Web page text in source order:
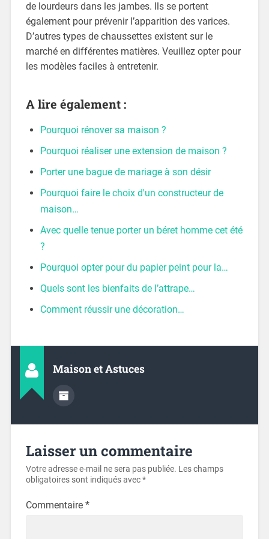
de lourdeurs dans les jambes. Ils se portent
également pour prévenir l’apparition des varices.
D’autres types de chaussettes existent sur le
marché en différentes matières. Veuillez opter pour
les modèles faciles à entretenir.
A lire également :
Pourquoi rénover sa maison ?
Pourquoi réaliser une extension de maison ?
Porter une bague de mariage à son désir
Pourquoi faire le choix d'un constructeur de
maison…
Avec quelle tenue porter un béret homme cet été
?
Pourquoi opter pour du papier peint pour la…
Quels sont les bienfaits de l’attrape…
Comment réussir une décoration…
Maison et Astuces
Laisser un commentaire
Votre adresse e-mail ne sera pas publiée. Les champs
obligatoires sont indiqués avec*
Commentaire *